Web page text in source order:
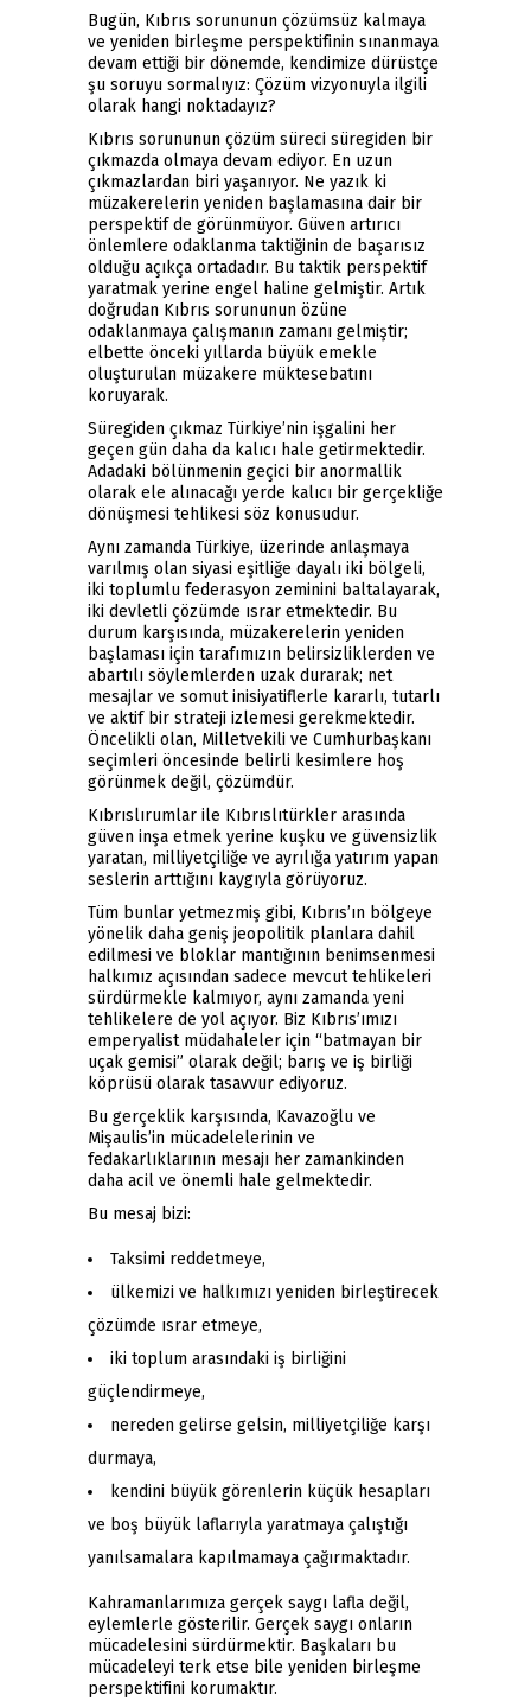
Bugün, Kıbrıs sorununun çözümsüz kalmaya
ve yeniden birleşme perspektifinin sınanmaya
devam ettiği bir dönemde, kendimize dürüstçe
şu soruyu sormalıyız: Çözüm vizyonuyla ilgili
olarak hangi noktadayız?
Kıbrıs sorununun çözüm süreci süregiden bir
çıkmazda olmaya devam ediyor. En uzun
çıkmazlardan biri yaşanıyor. Ne yazık ki
müzakerelerin yeniden başlamasına dair bir
perspektif de görünmüyor. Güven artırıcı
önlemlere odaklanma taktiğinin de başarısız
olduğu açıkça ortadadır. Bu taktik perspektif
yaratmak yerine engel haline gelmiştir. Artık
doğrudan Kıbrıs sorununun özüne
odaklanmaya çalışmanın zamanı gelmiştir;
elbette önceki yıllarda büyük emekle
oluşturulan müzakere müktesebatını
koruyarak.
Süregiden çıkmaz Türkiye’nin işgalini her
geçen gün daha da kalıcı hale getirmektedir.
Adadaki bölünmenin geçici bir anormallik
olarak ele alınacağı yerde kalıcı bir gerçekliğe
dönüşmesi tehlikesi söz konusudur.
Aynı zamanda Türkiye, üzerinde anlaşmaya
varılmış olan siyasi eşitliğe dayalı iki bölgeli,
iki toplumlu federasyon zeminini baltalayarak,
iki devletli çözümde ısrar etmektedir. Bu
durum karşısında, müzakerelerin yeniden
başlaması için tarafımızın belirsizliklerden ve
abartılı söylemlerden uzak durarak; net
mesajlar ve somut inisiyatiflerle kararlı, tutarlı
ve aktif bir strateji izlemesi gerekmektedir.
Öncelikli olan, Milletvekili ve Cumhurbaşkanı
seçimleri öncesinde belirli kesimlere hoş
görünmek değil, çözümdür.
Kıbrıslırumlar ile Kıbrıslıtürkler arasında
güven inşa etmek yerine kuşku ve güvensizlik
yaratan, milliyetçiliğe ve ayrılığa yatırım yapan
seslerin arttığını kaygıyla görüyoruz.
Tüm bunlar yetmezmiş gibi, Kıbrıs’ın bölgeye
yönelik daha geniş jeopolitik planlara dahil
edilmesi ve bloklar mantığının benimsenmesi
halkımız açısından sadece mevcut tehlikeleri
sürdürmekle kalmıyor, aynı zamanda yeni
tehlikelere de yol açıyor. Biz Kıbrıs’ımızı
emperyalist müdahaleler için “batmayan bir
uçak gemisi” olarak değil; barış ve iş birliği
köprüsü olarak tasavvur ediyoruz.
Bu gerçeklik karşısında, Kavazoğlu ve
Mişaulis’in mücadelelerinin ve
fedakarlıklarının mesajı her zamankinden
daha acil ve önemli hale gelmektedir.
Bu mesaj bizi:
Taksimi reddetmeye,
ülkemizi ve halkımızı yeniden birleştirecek
çözümde ısrar etmeye,
iki toplum arasındaki iş birliğini
güçlendirmeye,
nereden gelirse gelsin, milliyetçiliğe karşı
durmaya,
kendini büyük görenlerin küçük hesapları
ve boş büyük laflarıyla yaratmaya çalıştığı
yanılsamalara kapılmamaya çağırmaktadır.
Kahramanlarımıza gerçek saygı lafla değil,
eylemlerle gösterilir. Gerçek saygı onların
mücadelesini sürdürmektir. Başkaları bu
mücadeleyi terk etse bile yeniden birleşme
perspektifini korumaktır.